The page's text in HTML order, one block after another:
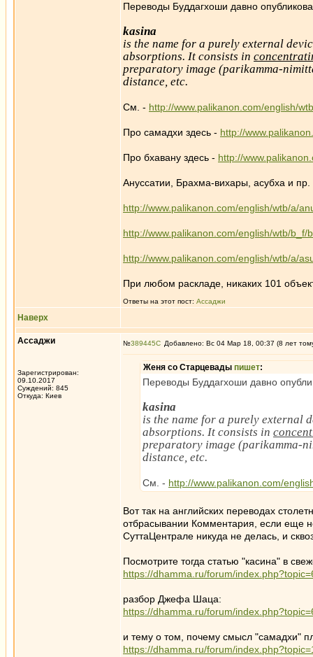
Переводы Буддагхоши давно
kasina
is the name for a purely external
absorptions. It consists in
preparatory image (parikamma-
distance, etc.
См. - http://www.palikanon.com/english/
Про самадхи здесь - http://
Про бхавану здесь - http://
Ануссатии, Брахма-вихары, асубха и пр.
http://www.palikanon.com/english/wtb/a/
http://www.palikanon.com/english/wtb/b_f/
http://www.palikanon.com/english/wtb/a/
При любом раскладе, никаких 101
Ответы на этот пост: Ассаджи
Наверх
Ассаджи
Зарегистрирован:
09.10.2017
Суждений: 845
Откуда: Киев
№389445 Добавлено: Вс 04 Мар 18, 00:37 (8 лет
Женя со Старцевады пишет:
Переводы Буддагхоши давно
kasina
is the name for a purely external
absorptions. It consists in
preparatory image (parikamma-
distance, etc.
См. - http://www.palikanon.com/
Вот так на английских переводах
отбрасывании Комментария, если еще
СуттаЦентрале никуда не делась, и
Посмотрите тогда статью "касина" в
https://dhamma.ru/forum/
разбор Джефа Шаца:
https://dhamma.ru/forum/
и тему о том, почему смысл "самадхи"
https://dhamma.ru/forum/